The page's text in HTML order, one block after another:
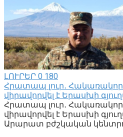
ԼՈՒՐԵՐ 0 180
Հրատապ լուր․
վիրավորվել է Երասխի
Հրատապ լուր․
վիրավորվել է Երասխի
Արարատ բժշկական